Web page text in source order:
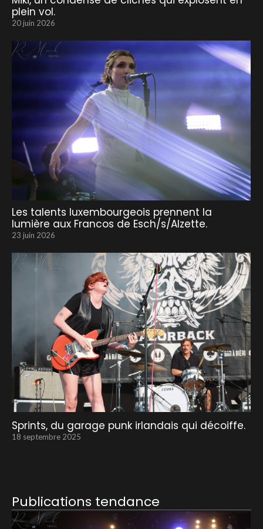
plein vol.
20 juin 2026
Les talents luxembourgeois prennent la
lumière aux Francos de Esch/s/Alzette.
23 juin 2026
Sprints, du garage punk irlandais qui décoiffe.
18 septembre 2025
Publications tendance